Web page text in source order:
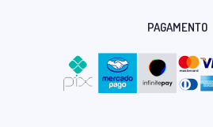
PAGAMENTO